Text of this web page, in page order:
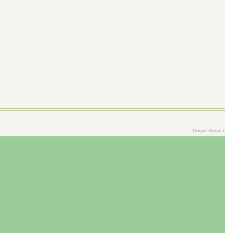
Drupal theme